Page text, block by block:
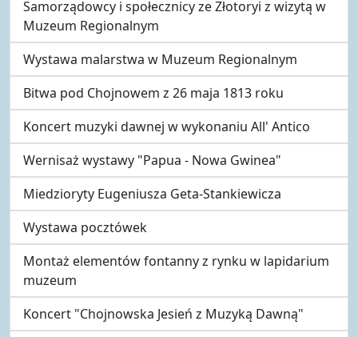
Samorządowcy i społecznicy ze Złotoryi z wizytą w
Muzeum Regionalnym
Wystawa malarstwa w Muzeum Regionalnym
Bitwa pod Chojnowem z 26 maja 1813 roku
Koncert muzyki dawnej w wykonaniu All' Antico
Wernisaż wystawy "Papua - Nowa Gwinea"
Miedzioryty Eugeniusza Geta-Stankiewicza
Wystawa pocztówek
Montaż elementów fontanny z rynku w lapidarium
muzeum
Koncert "Chojnowska Jesień z Muzyką Dawną"